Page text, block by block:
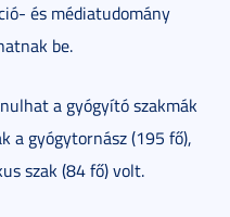
és médiatudomány
be.
a gyógyító szakmák
a gyógytornász (195 fő),
szak (84 fő) volt.